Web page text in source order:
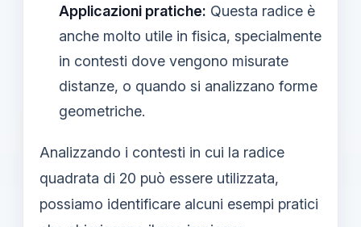
Applicazioni pratiche: Questa radice è
anche molto utile in fisica, specialmente
in contesti dove vengono misurate
distanze, o quando si analizzano forme
geometriche.
Analizzando i contesti in cui la radice
quadrata di 20 può essere utilizzata,
possiamo identificare alcuni esempi pratici